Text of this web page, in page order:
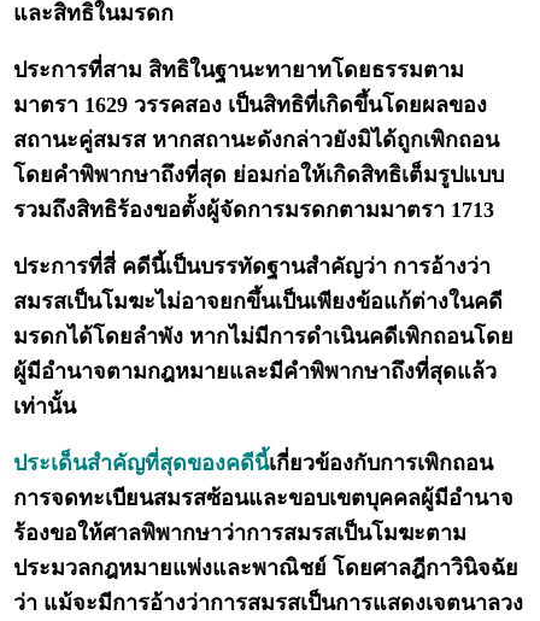
และสิทธิในมรดก
ประการที่สาม สิทธิในฐานะทายาทโดยธรรมตาม
มาตรา 1629 วรรคสอง เป็นสิทธิที่เกิดขึ้นโดยผลของ
สถานะคู่สมรส หากสถานะดังกล่าวยังมิได้ถูกเพิกถอน
โดยคำพิพากษาถึงที่สุด ย่อมก่อให้เกิดสิทธิเต็มรูปแบบ
รวมถึงสิทธิร้องขอตั้งผู้จัดการมรดกตามมาตรา 1713
ประการที่สี่ คดีนี้เป็นบรรทัดฐานสำคัญว่า การอ้างว่า
สมรสเป็นโมฆะไม่อาจยกขึ้นเป็นเพียงข้อแก้ต่างในคดี
มรดกได้โดยลำพัง หากไม่มีการดำเนินคดีเพิกถอนโดย
ผู้มีอำนาจตามกฎหมายและมีคำพิพากษาถึงที่สุดแล้ว
เท่านั้น
ประเด็นสำคัญที่สุดของคดีนี้เกี่ยวข้องกับการเพิกถอน
การจดทะเบียนสมรสซ้อนและขอบเขตบุคคลผู้มีอำนาจ
ร้องขอให้ศาลพิพากษาว่าการสมรสเป็นโมฆะตาม
ประมวลกฎหมายแพ่งและพาณิชย์ โดยศาลฎีกาวินิจฉัย
ว่า แม้จะมีการอ้างว่าการสมรสเป็นการแสดงเจตนาลวง